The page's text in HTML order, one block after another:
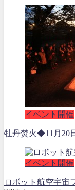
イベント開催
牡丹焚火◆11月20
イベント開催
ロボット航空宇